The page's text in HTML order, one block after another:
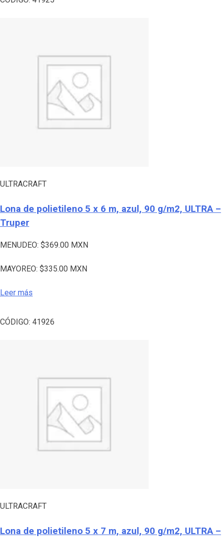
ULTRACRAFT
Lona de polietileno 5 x 6 m, azul, 90 g/m2, ULTRA –
Truper
MENUDEO: $369.00 MXN
MAYOREO: $335.00 MXN
Leer más
CÓDIGO: 41926
ULTRACRAFT
Lona de polietileno 5 x 7 m, azul, 90 g/m2, ULTRA –